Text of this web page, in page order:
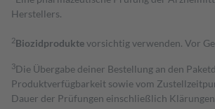
Herstellers.
2Biozidproduktevorsichtig verwenden. Vor
3Die Übergabe deiner Bestellung an den
Produktverfügbarkeit sowie vom
Dauer der Prüfungen einschließlich